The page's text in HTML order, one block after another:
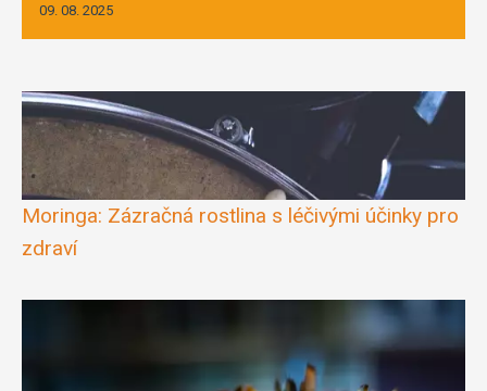
09. 08. 2025
Moringa: Zázračná rostlina s léčivými účinky pro
zdraví